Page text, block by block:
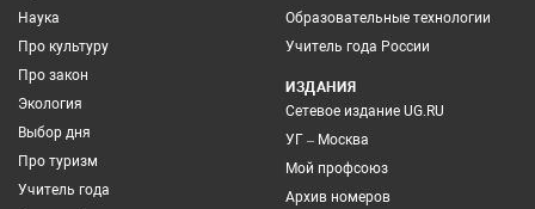
Наука
Про культуру
Про закон
Экология
Выбор дня
Про туризм
Учитель года
Образовательные технологии
Учитель года России
ИЗДАНИЯ
Сетевое издание UG.RU
УГ – Москва
Мой профсоюз
Архив номеров